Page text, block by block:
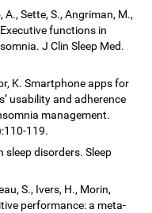
A., Sette, S., Angriman, M.,
functions in
J Clin Sleep Med.
K. Smartphone apps for
usability and adherence
management.
119.
sleep disorders. Sleep
S., Ivers, H., Morin,
performance: a meta-